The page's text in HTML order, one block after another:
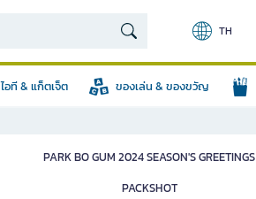
TH
ไอที & แก็ตเจ็ต ของเล่น & ของขวัญ
PARK BO GUM 2024 SEASON'S GREETINGS
PACKSHOT